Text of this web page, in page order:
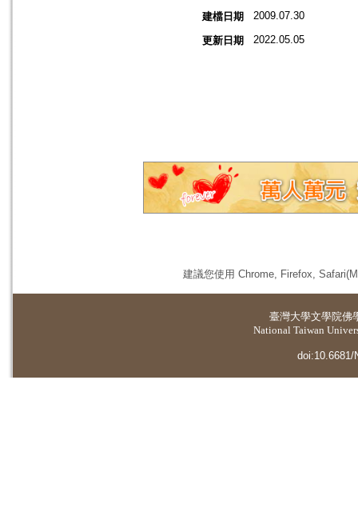
建檔日期 2009.07.30
更新日期 2022.05.05
建議您使用 Chrome, Firefox,
臺灣大學文學院佛
National Taiwan
doi:10.6681/